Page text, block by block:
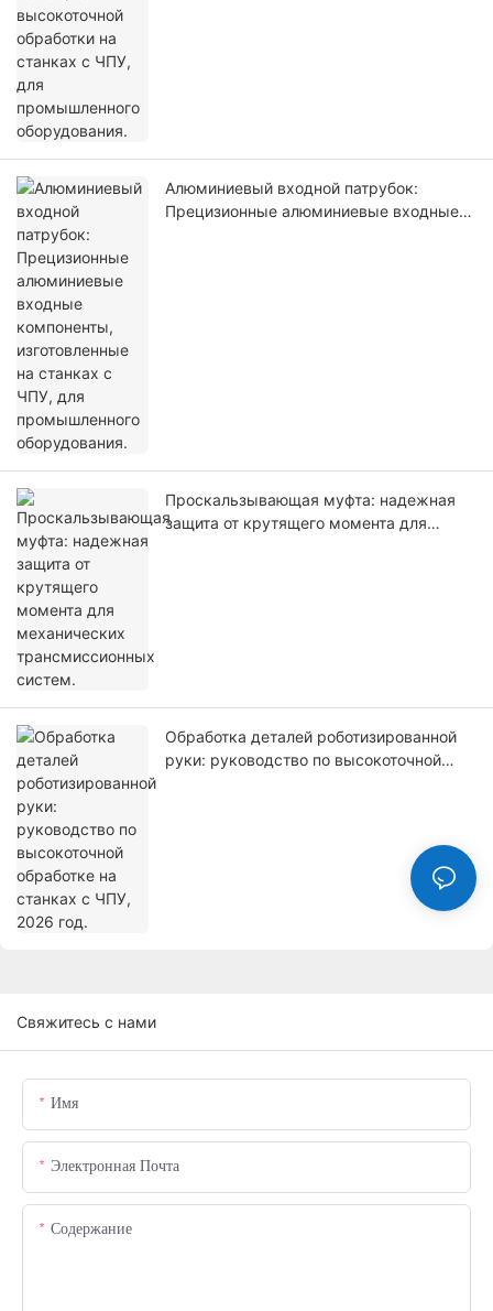
Алюминиевый входной патрубок:
Прецизионные алюминиевые входные
Проскальзывающая муфта: надежная
защита от крутящего момента для
Обработка деталей роботизированной
руки: руководство по высокоточной
Свяжитесь с нами
Имя
Электронная Почта
Содержание